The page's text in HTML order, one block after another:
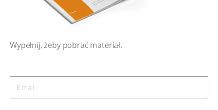
Wypełnij, żeby pobrać materiał.